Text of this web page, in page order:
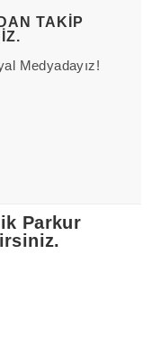
TAKIP
Medyadayız!
Parkur